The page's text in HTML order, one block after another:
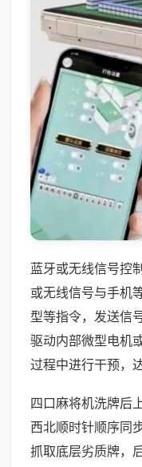
蓝牙或无线信号控
或无线信号与手机
型等指令，发送信
驱动内部微型电机
过程中进行干预，
四口麻将机洗牌后
西北顺时针顺序同
抓取底层劣质牌，